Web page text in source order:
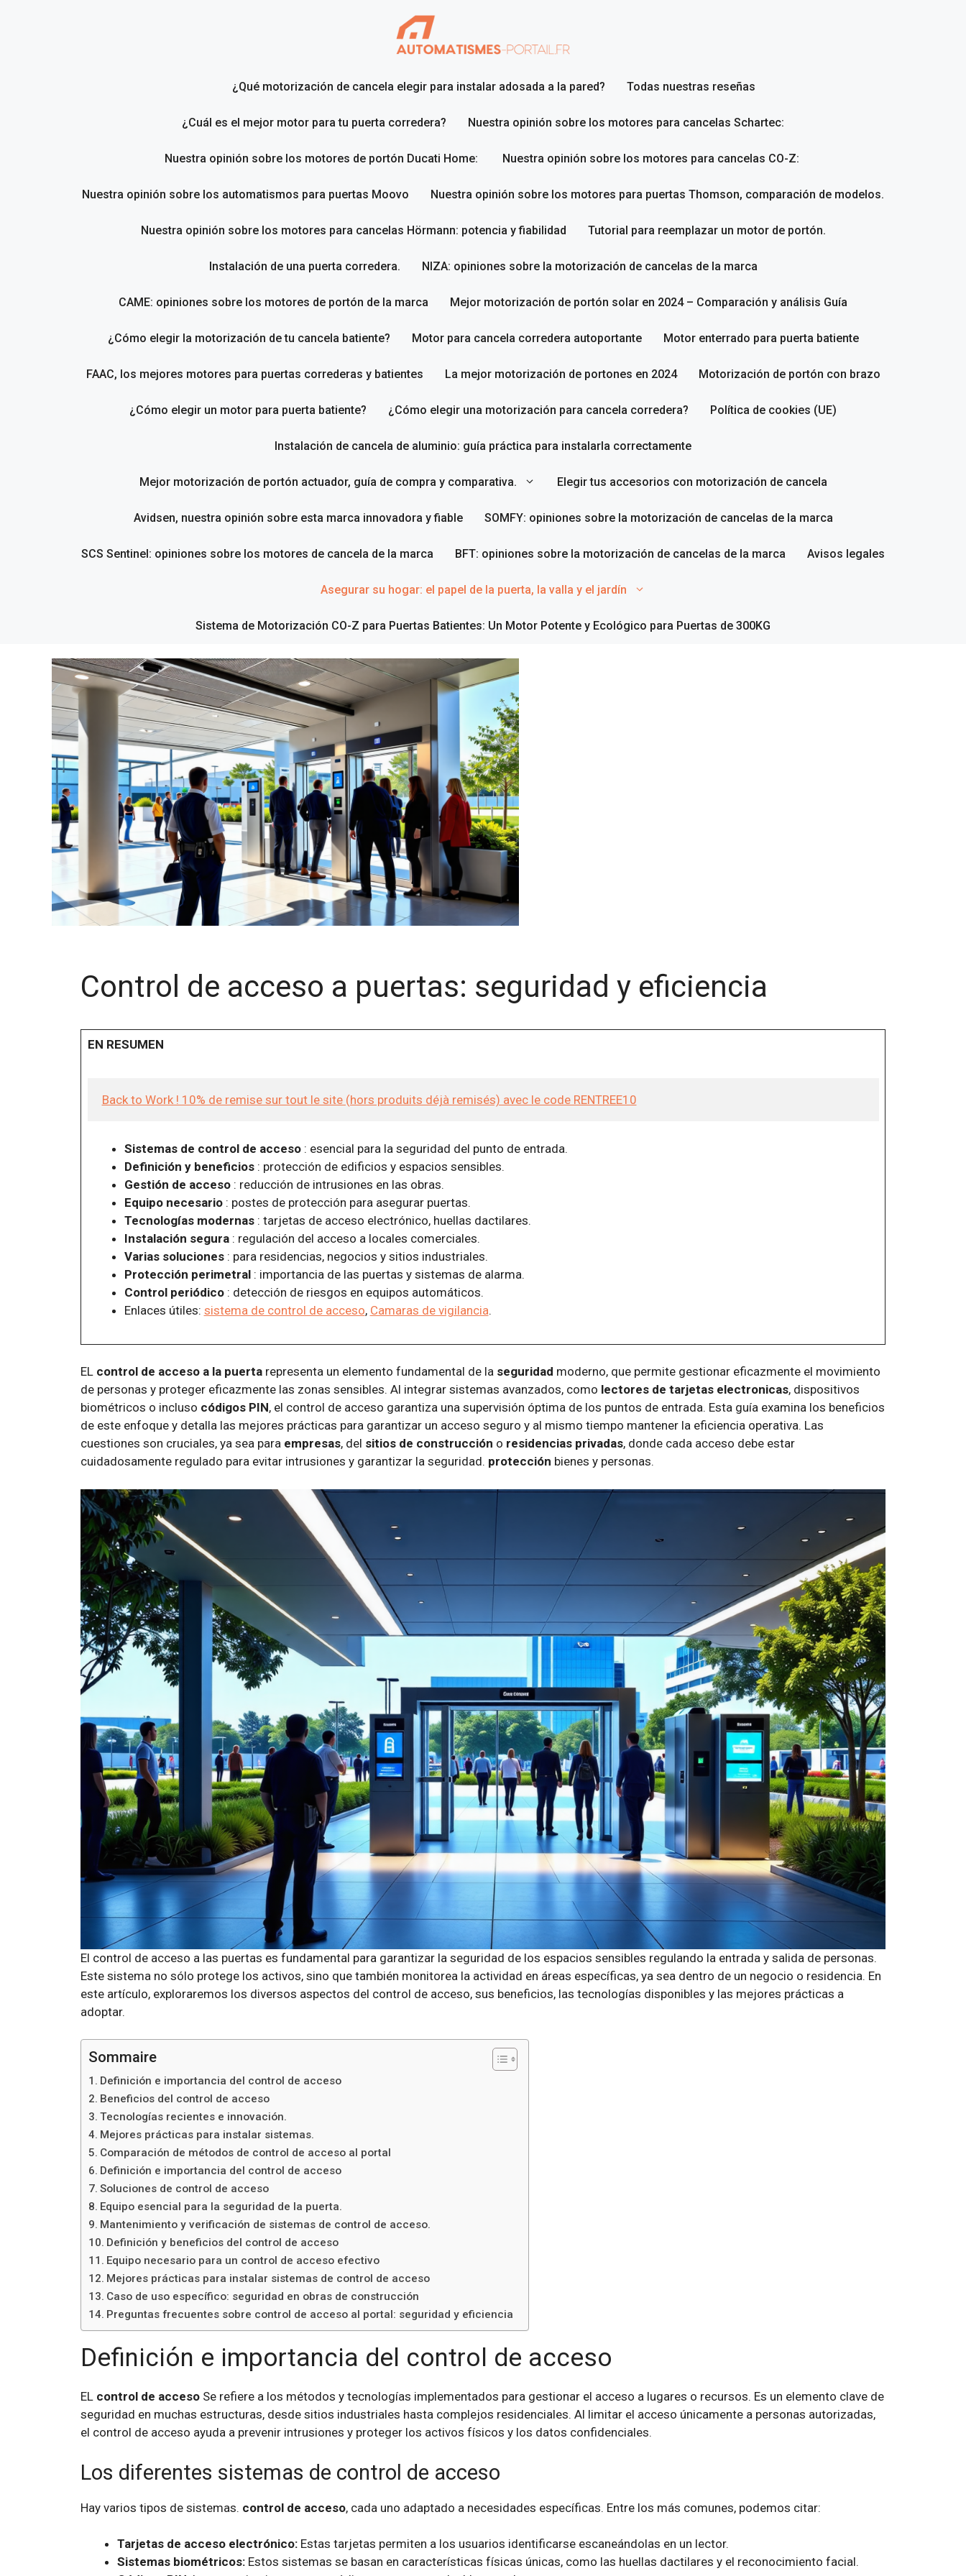
¿Qué motorización de cancela elegir para instalar adosada a la pared? Todas nuestras reseñas
¿Cuál es el mejor motor para tu puerta corredera? Nuestra opinión sobre los motores para cancelas Schartec:
Nuestra opinión sobre los motores de portón Ducati Home: Nuestra opinión sobre los motores para cancelas CO-Z:
Nuestra opinión sobre los automatismos para puertas Moovo Nuestra opinión sobre los motores para puertas Thomson, comparación de modelos.
Nuestra opinión sobre los motores para cancelas Hörmann: potencia y fiabilidad Tutorial para reemplazar un motor de portón.
Instalación de una puerta corredera. NIZA: opiniones sobre la motorización de cancelas de la marca
CAME: opiniones sobre los motores de portón de la marca Mejor motorización de portón solar en 2024 – Comparación y análisis Guía
¿Cómo elegir la motorización de tu cancela batiente? Motor para cancela corredera autoportante Motor enterrado para puerta batiente
FAAC, los mejores motores para puertas correderas y batientes La mejor motorización de portones en 2024 Motorización de portón con brazo
¿Cómo elegir un motor para puerta batiente? ¿Cómo elegir una motorización para cancela corredera? Política de cookies (UE)
Instalación de cancela de aluminio: guía práctica para instalarla correctamente
Mejor motorización de portón actuador, guía de compra y comparativa. Elegir tus accesorios con motorización de cancela
Avidsen, nuestra opinión sobre esta marca innovadora y fiable SOMFY: opiniones sobre la motorización de cancelas de la marca
SCS Sentinel: opiniones sobre los motores de cancela de la marca BFT: opiniones sobre la motorización de cancelas de la marca Avisos legales
Asegurar su hogar: el papel de la puerta, la valla y el jardín
Sistema de Motorización CO-Z para Puertas Batientes: Un Motor Potente y Ecológico para Puertas de 300KG
Control de acceso a puertas: seguridad y eficiencia
EN RESUMEN
Back to Work ! 10% de remise sur tout le site (hors produits déjà remisés) avec le code RENTREE10
Sistemas de control de acceso: esencial para la seguridad del punto de entrada.
Definición y beneficios: protección de edificios y espacios sensibles.
Gestión de acceso: reducción de intrusiones en las obras.
Equipo necesario: postes de protección para asegurar puertas.
Tecnologías modernas: tarjetas de acceso electrónico, huellas dactilares.
Instalación segura: regulación del acceso a locales comerciales.
Varias soluciones: para residencias, negocios y sitios industriales.
Protección perimetral: importancia de las puertas y sistemas de alarma.
Control periódico: detección de riesgos en equipos automáticos.
Enlaces útiles: sistema de control de acceso, Camaras de vigilancia.
EL control de acceso a la puerta representa un elemento fundamental de la seguridad moderno, que permite gestionar eficazmente el movimiento
de personas y proteger eficazmente las zonas sensibles. Al integrar sistemas avanzados, como lectores de tarjetas electronicas, dispositivos
biométricos o incluso códigos PIN, el control de acceso garantiza una supervisión óptima de los puntos de entrada. Esta guía examina los beneficios
de este enfoque y detalla las mejores prácticas para garantizar un acceso seguro y al mismo tiempo mantener la eficiencia operativa. Las
cuestiones son cruciales, ya sea para empresas, del sitios de construcción o residencias privadas, donde cada acceso debe estar
cuidadosamente regulado para evitar intrusiones y garantizar la seguridad. protección bienes y personas.
El control de acceso a las puertas es fundamental para garantizar la seguridad de los espacios sensibles regulando la entrada y salida de personas.
Este sistema no sólo protege los activos, sino que también monitorea la actividad en áreas específicas, ya sea dentro de un negocio o residencia. En
este artículo, exploraremos los diversos aspectos del control de acceso, sus beneficios, las tecnologías disponibles y las mejores prácticas a
adoptar.
Sommaire
Definición e importancia del control de acceso
Beneficios del control de acceso
Tecnologías recientes e innovación.
Mejores prácticas para instalar sistemas.
Comparación de métodos de control de acceso al portal
Definición e importancia del control de acceso
Soluciones de control de acceso
Equipo esencial para la seguridad de la puerta.
Mantenimiento y verificación de sistemas de control de acceso.
Definición y beneficios del control de acceso
Equipo necesario para un control de acceso efectivo
Mejores prácticas para instalar sistemas de control de acceso
Caso de uso específico: seguridad en obras de construcción
Preguntas frecuentes sobre control de acceso al portal: seguridad y eficiencia
Definición e importancia del control de acceso
EL control de acceso Se refiere a los métodos y tecnologías implementados para gestionar el acceso a lugares o recursos. Es un elemento clave de
seguridad en muchas estructuras, desde sitios industriales hasta complejos residenciales. Al limitar el acceso únicamente a personas autorizadas,
el control de acceso ayuda a prevenir intrusiones y proteger los activos físicos y los datos confidenciales.
Los diferentes sistemas de control de acceso
Hay varios tipos de sistemas. control de acceso, cada uno adaptado a necesidades específicas. Entre los más comunes, podemos citar:
Tarjetas de acceso electrónico: Estas tarjetas permiten a los usuarios identificarse escaneándolas en un lector.
Sistemas biométricos: Estos sistemas se basan en características físicas únicas, como las huellas dactilares y el reconocimiento facial.